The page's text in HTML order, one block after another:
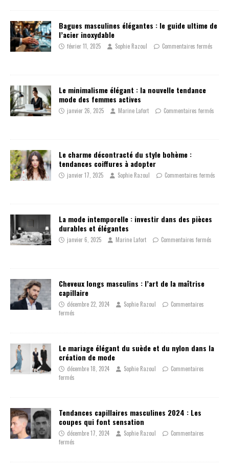
Bagues masculines élégantes : le guide ultime de
l’acier inoxydable
février 11, 2025 Sophie Razoul Commentaires fermés
Le minimalisme élégant : la nouvelle tendance
mode des femmes actives
janvier 26, 2025 Marine Lafort Commentaires fermés
Le charme décontracté du style bohème :
tendances coiffures à adopter
janvier 17, 2025 Sophie Razoul Commentaires fermés
La mode intemporelle : investir dans des pièces
durables et élégantes
janvier 6, 2025 Marine Lafort Commentaires fermés
Cheveux longs masculins : l’art de la maîtrise
capillaire
décembre 22, 2024 Sophie Razoul
Commentaires
fermés
Le mariage élégant du suède et du nylon dans la
création de mode
décembre 18, 2024 Sophie Razoul
Commentaires
fermés
Tendances capillaires masculines 2024 : Les
coupes qui font sensation
décembre 17, 2024 Sophie Razoul
Commentaires
fermés